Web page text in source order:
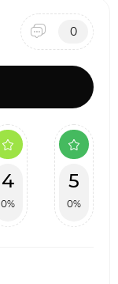
0
4
0%
5
0%